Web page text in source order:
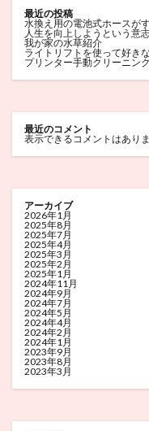
最近の投稿
水換え用の電池式ホースが
人生を向上しようという意
我が家の水草紹介
ライトリフトを使って好き
プリンター手動クリーニン
最近のコメント
表示できるコメントはありま
アーカイブ
2026年1月
2025年8月
2025年7月
2025年4月
2025年3月
2025年2月
2025年1月
2024年11月
2024年9月
2024年7月
2024年5月
2024年4月
2024年2月
2024年1月
2023年9月
2023年8月
2023年3月